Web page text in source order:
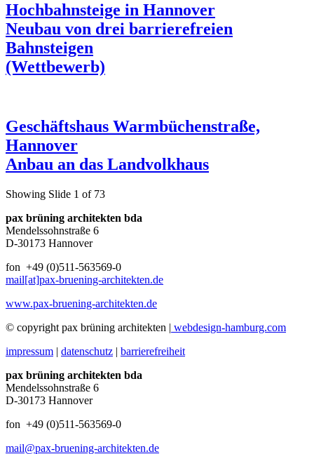
Hochbahnsteige in Hannover
Neubau von drei barrierefreien
Bahnsteigen
(Wettbewerb)
Geschäftshaus Warmbüchenstraße,
Hannover
Anbau an das Landvolkhaus
Showing Slide 1 of 73
pax brüning architekten bda
Mendelssohnstraße 6
D-30173 Hannover
fon +49 (0)511-563569-0
mail[at]pax-bruening-architekten.de
www.pax-bruening-architekten.de
© copyright pax brüning architekten | webdesign-hamburg.com
impressum | datenschutz | barrierefreiheit
pax brüning architekten bda
Mendelssohnstraße 6
D-30173 Hannover
fon +49 (0)511-563569-0
mail@pax-bruening-architekten.de